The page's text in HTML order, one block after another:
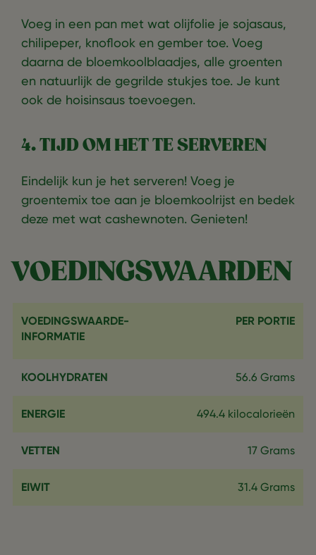
Voeg in een pan met wat olijfolie je sojasaus,
chilipeper, knoflook en gember toe. Voeg
daarna de bloemkoolblaadjes, alle groenten
en natuurlijk de gegrilde stukjes toe. Je kunt
ook de hoisinsaus toevoegen.
4. TIJD OM HET TE SERVEREN
Eindelijk kun je het serveren! Voeg je
groentemix toe aan je bloemkoolrijst en bedek
deze met wat cashewnoten. Genieten!
VOEDINGSWAARDEN
VOEDINGSWAARDE-
INFORMATIE
PER PORTIE
KOOLHYDRATEN 56.6 Grams
ENERGIE 494.4 kilocalorieën
VETTEN 17 Grams
EIWIT 31.4 Grams